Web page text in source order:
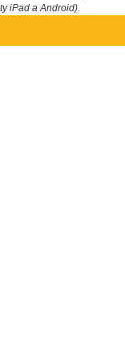
iPad a Android).